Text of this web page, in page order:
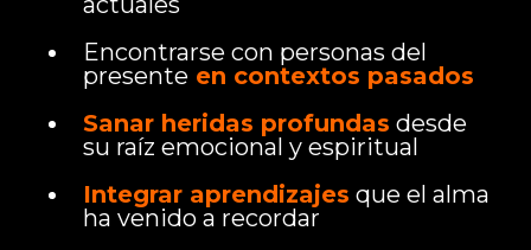
Encontrarse con personas del
presente en contextos pasados
Sanar heridas profundas desde
su raíz emocional y espiritual
Integrar aprendizajes que el alma
ha venido a recordar